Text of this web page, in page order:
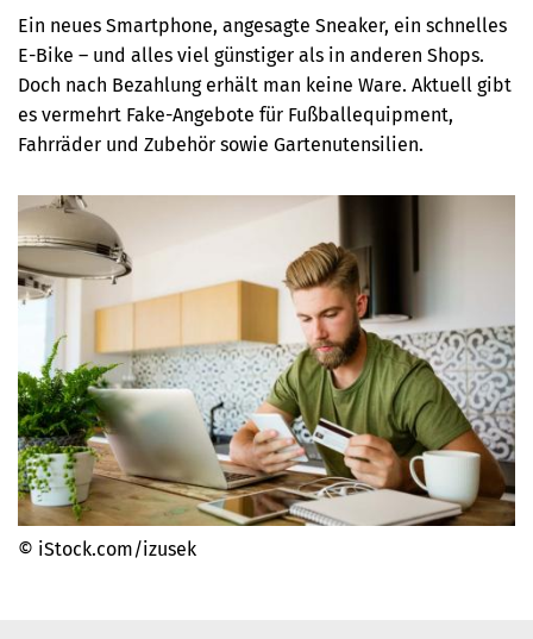
Ein neues Smartphone, angesagte Sneaker, ein schnelles
E-Bike – und alles viel günstiger als in anderen Shops.
Doch nach Bezahlung erhält man keine Ware. Aktuell gibt
es vermehrt Fake-Angebote für Fußballequipment,
Fahrräder und Zubehör sowie Gartenutensilien.
© iStock.com/izusek